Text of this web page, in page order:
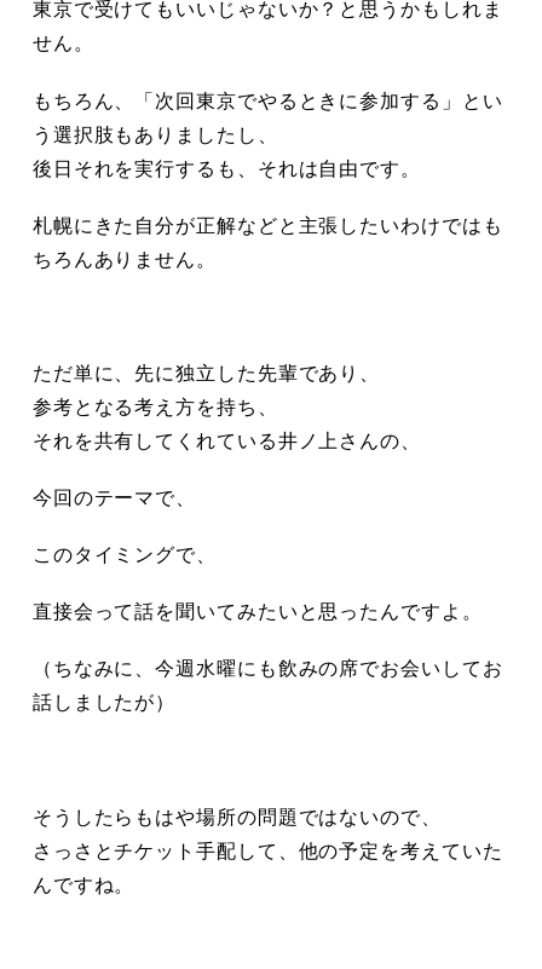
東京で受けてもいいじゃないか？と思うかもしれま
せん。
もちろん、「次回東京でやるときに参加する」とい
う選択肢もありましたし、
後日それを実行するも、それは自由です。
札幌にきた自分が正解などと主張したいわけではも
ちろんありません。
ただ単に、先に独立した先輩であり、
参考となる考え方を持ち、
それを共有してくれている井ノ上さんの、
今回のテーマで、
このタイミングで、
直接会って話を聞いてみたいと思ったんですよ。
（ちなみに、今週水曜にも飲みの席でお会いしてお
話しましたが）
そうしたらもはや場所の問題ではないので、
さっさとチケット手配して、他の予定を考えていた
んですね。